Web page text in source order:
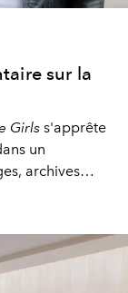
sur la
Girls s'apprête
un
archives